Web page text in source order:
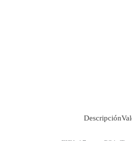
Descripción